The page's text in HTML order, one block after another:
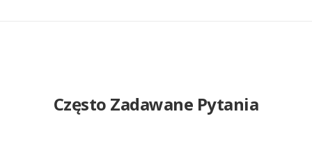
Często Zadawane Pytania